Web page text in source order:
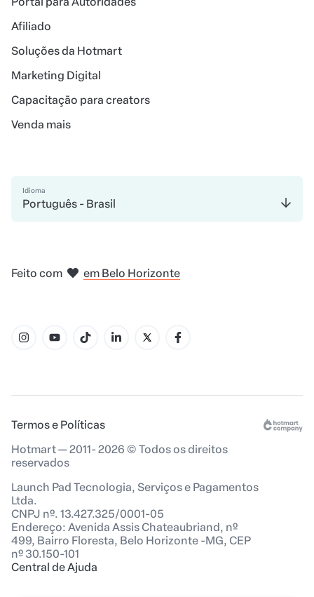
Afiliado
Soluções da Hotmart
Marketing Digital
Capacitação para creators
Venda mais
Idioma
Português - Brasil
Feito com em Belo Horizonte
Termos e Políticas
Hotmart — 2011- 2026 © Todos os direitos
reservados
Launch Pad Tecnologia, Serviços e Pagamentos
Ltda.
CNPJ nº. 13.427.325/0001-05
Endereço: Avenida Assis Chateaubriand, nº
499, Bairro Floresta, Belo Horizonte -MG, CEP
nº 30.150-101
Central de Ajuda